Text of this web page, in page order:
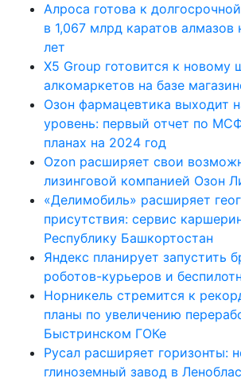
Алроса готова к
в 1,067 млрд каратов алмазов
лет
X5 Group готовится к новому
алкомаркетов на базе
Озон фармацевтика выходит
уровень: первый отчет по
планах на 2024 год
Ozon расширяет свои
лизинговой компанией Озон
«Делимобиль» расширяет
присутствия: сервис
Республику Башкортостан
Яндекс планирует запустить
роботов-курьеров и
Норникель стремится к
планы по увеличению
Быстринском ГОКе
Русал расширяет горизонты:
глиноземный завод в